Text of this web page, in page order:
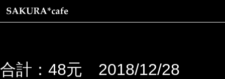
合計：48元 2018/12/28